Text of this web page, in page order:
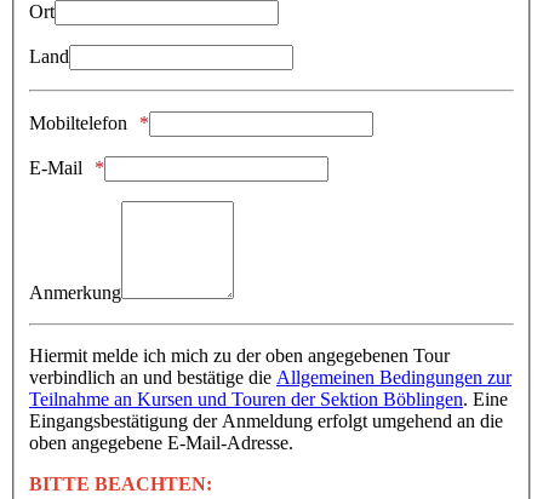
Ort
Land
Mobiltelefon
E-Mail
Anmerkung
Hiermit melde ich mich zu der oben angegebenen Tour
verbindlich an und bestätige die Allgemeinen Bedingungen zur
Teilnahme an Kursen und Touren der Sektion Böblingen. Eine
Eingangsbestätigung der Anmeldung erfolgt umgehend an die
oben angegebene E-Mail-Adresse.
BITTE BEACHTEN: